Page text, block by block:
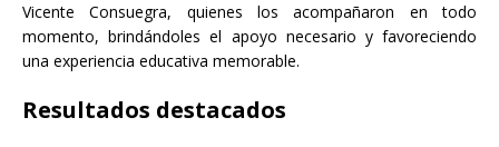
Vicente Consuegra, quienes los acompañaron en todo
momento, brindándoles el apoyo necesario y favoreciendo
una experiencia educativa memorable.
Resultados destacados